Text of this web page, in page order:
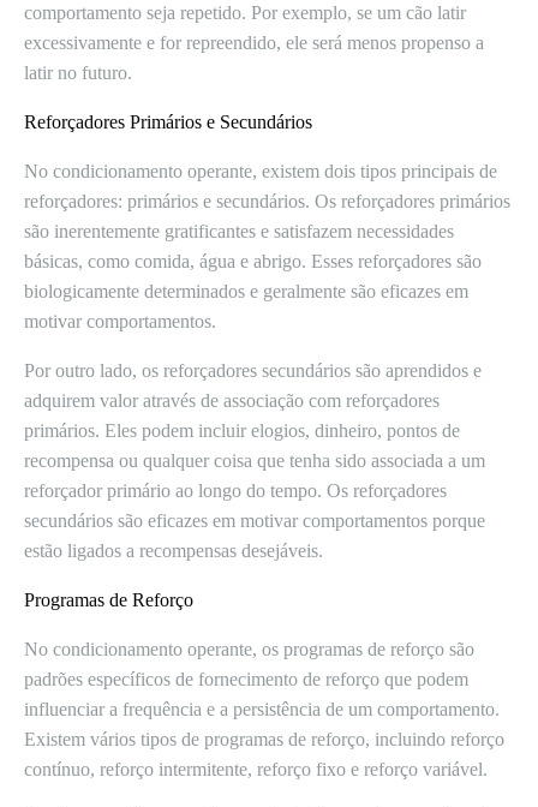
comportamento seja repetido. Por exemplo, se um cão latir
excessivamente e for repreendido, ele será menos propenso a
latir no futuro.
Reforçadores Primários e Secundários
No condicionamento operante, existem dois tipos principais de
reforçadores: primários e secundários. Os reforçadores primários
são inerentemente gratificantes e satisfazem necessidades
básicas, como comida, água e abrigo. Esses reforçadores são
biologicamente determinados e geralmente são eficazes em
motivar comportamentos.
Por outro lado, os reforçadores secundários são aprendidos e
adquirem valor através de associação com reforçadores
primários. Eles podem incluir elogios, dinheiro, pontos de
recompensa ou qualquer coisa que tenha sido associada a um
reforçador primário ao longo do tempo. Os reforçadores
secundários são eficazes em motivar comportamentos porque
estão ligados a recompensas desejáveis.
Programas de Reforço
No condicionamento operante, os programas de reforço são
padrões específicos de fornecimento de reforço que podem
influenciar a frequência e a persistência de um comportamento.
Existem vários tipos de programas de reforço, incluindo reforço
contínuo, reforço intermitente, reforço fixo e reforço variável.